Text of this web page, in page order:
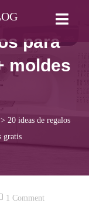
para
moldes
20 ideas de regalos
gratis
1 Comment